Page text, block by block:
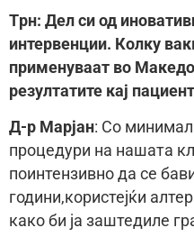
Tрн: Дел си од
интервенции. Колку
применуваат во
резултатите кај
Д-р Марјан: Со
процедури на нашата
поинтензивно да се
години,користејќи
како би ја заштедиле